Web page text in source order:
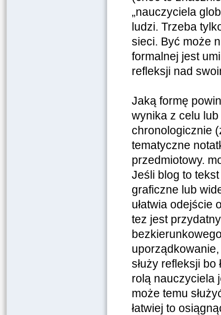
„nauczyciela
ludzi. Trzeba
sieci. Być może
formalnej jest
refleksji nad
Jaką formę
wynika z celu
chronologicznie
tematyczne
przedmiotowy.
Jeśli blog to
graficzne lub
ułatwia odejście
tez jest
służy refleksji
rolą nauczyciela
może temu
łatwiej to